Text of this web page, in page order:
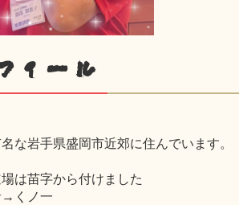
ィール
な岩手県盛岡市近郊に住んでいます。
は苗字から付けました
くノ一